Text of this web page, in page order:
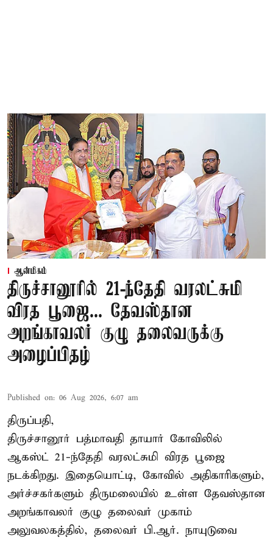
ஆன்மிகம்
திருச்சானூரில் 21-ந்தேதி வரலட்சுமி
விரத பூஜை... தேவஸ்தான
அறங்காவலர் குழு தலைவருக்கு
அழைப்பிதழ்
Published on: 06 Aug 2026, 6:07 am
திருப்பதி,
திருச்சானூர் பத்மாவதி தாயார் கோவிலில்
ஆகஸ்ட் 21-ந்தேதி வரலட்சுமி விரத பூஜை
நடக்கிறது. இதையொட்டி, கோவில் அதிகாரிகளும்,
அர்ச்சகர்களும் திருமலையில் உள்ள தேவஸ்தான
அறங்காவலர் குழு தலைவர் முகாம்
அலுவலகத்தில், தலைவர் பி.ஆர். நாயுடுவை